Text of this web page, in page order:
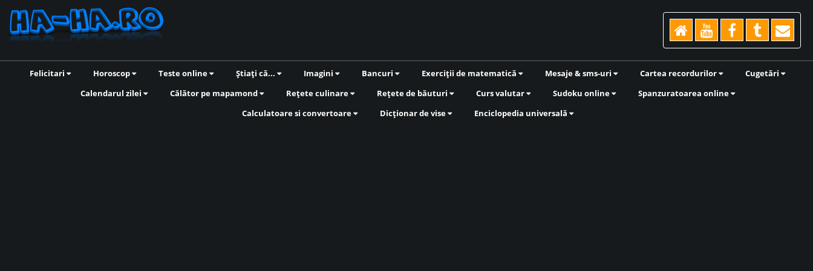
Felicitari Horoscop Teste online Știați că... Imagini Bancuri Exerciții de matematică Mesaje & sms-uri Cartea recordurilor
Cugetări
Calendarul zilei
Călător pe mapamond Rețete culinare Rețete de băuturi Curs valutar Sudoku online
Spanzuratoarea online
Calculatoare si convertoare
Dicționar de vise Enciclopedia universală